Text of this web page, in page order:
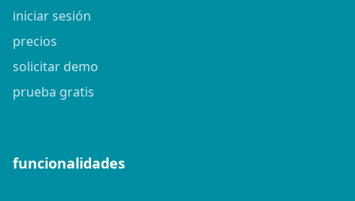
iniciar sesión
precios
solicitar demo
prueba gratis
funcionalidades